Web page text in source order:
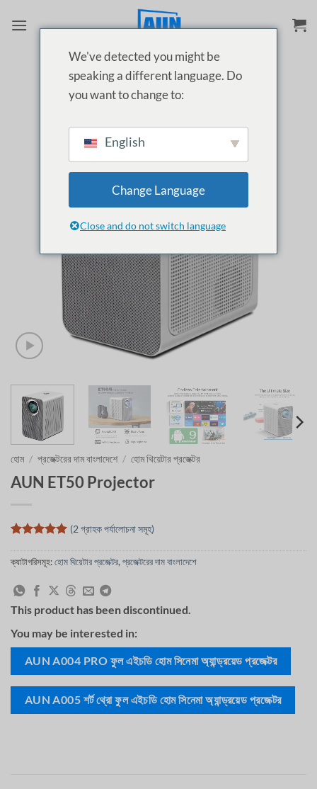
হোম / প্রজেক্টরের দাম বাংলাদেশে / হোম থিয়েটার প্রজেক্টর
AUN ET50 Projector
রেটিং এর উপর
ভিত্তি করে 5
রেট করা
(2 গ্রাহক পর্যালোচনা সমূহ)
ক্যাটাগরিসমূহ:হোম থিয়েটার প্রজেক্টর, প্রজেক্টরের দাম বাংলাদেশে
This product has been discontinued.
You may be interested in:
AUN A004 PRO ফুল এইচডি হোম সিনেমা অ্যান্ড্রয়েড প্রজেক্টর
AUN A005 শর্ট থ্রো ফুল এইচডি হোম সিনেমা অ্যান্ড্রয়েড প্রজেক্টর
We've detected you might be
speaking a different language. Do
you want to change to:
English
Change Language
Close and do not switch language